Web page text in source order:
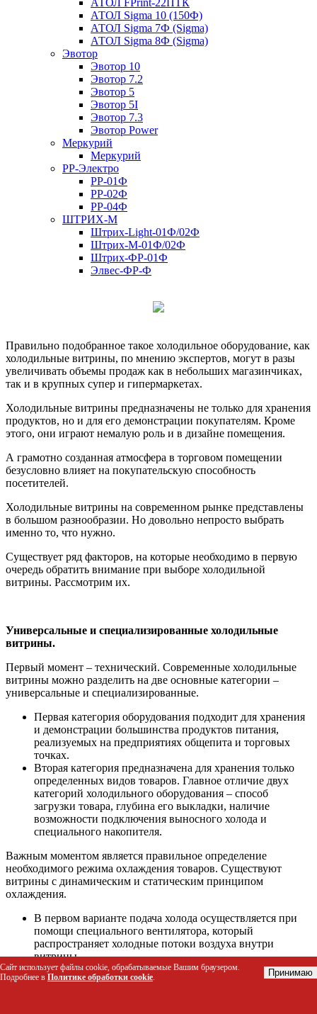
АТОЛ Sigma 10 (150Ф)
АТОЛ Sigma 7Ф (Sigma)
АТОЛ Sigma 8Ф (Sigma)
Эвотор
Эвотор 10
Эвотор 7.2
Эвотор 5
Эвотор 5I
Эвотор 7.3
Эвотор Power
Меркурий
Меркурий
РР-Электро
РР-01Ф
РР-02Ф
РР-04Ф
ШТРИХ-М
Штрих-Light-01Ф/02Ф
Штрих-М-01Ф/02Ф
Штрих-ФР-01Ф
Элвес-ФР-Ф
Правильно подобранное такое холодильное оборудование, как
холодильные витрины, по мнению экспертов, могут в разы
увеличивать объемы продаж как в небольших магазинчиках,
так и в крупных супер и гипермаркетах.
Холодильные витрины предназначены не только для хранения
продуктов, но и для его демонстрации покупателям. Кроме
этого, они играют немалую роль и в дизайне помещения.
А грамотно созданная атмосфера в торговом помещении
безусловно влияет на покупательскую способность
посетителей.
Холодильные витрины на современном рынке представлены
в большом разнообразии. Но довольно непросто выбрать
именно то, что нужно.
Существует ряд факторов, на которые необходимо в первую
очередь обратить внимание при выборе холодильной
витрины. Рассмотрим их.
Универсальные и специализированные холодильные
витрины.
Первый момент – технический. Современные холодильные
витрины можно разделить на две основные категории –
универсальные и специализированные.
Первая категория оборудования подходит для хранения
и демонстрации большинства продуктов питания,
реализуемых на предприятиях общепита и торговых
точках.
Вторая категория предназначена для хранения только
определенных видов товаров. Главное отличие двух
категорий холодильного оборудования – способ
загрузки товара, глубина его выкладки, наличие
возможности подключения выносного холода и
специального накопителя.
Важным моментом является правильное определение
необходимого режима охлаждения товаров. Существуют
витрины с динамическим и статическим принципом
охлаждения.
В первом варианте подача холода осуществляется при
помощи специального вентилятора, который
распространяет холодные потоки воздуха внутри
витрины.
Во втором случае холод распределяется равномерно по
всей территории. Разные категории продуктов питания
Сайт использует файлы cookie, обрабатываемые Вашим браузером.
Подробнее в Политике обработки cookie. Принимаю